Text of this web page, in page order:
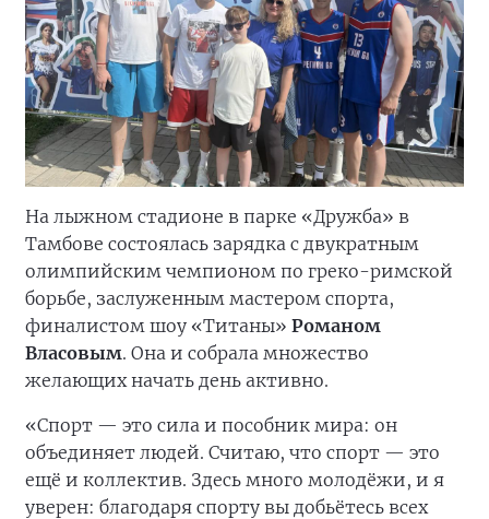
На лыжном стадионе в парке «Дружба» в
Тамбове состоялась зарядка с двукратным
олимпийским чемпионом по греко-римской
борьбе, заслуженным мастером спорта,
финалистом шоу «Титаны» Романом
Власовым. Она и собрала множество
желающих начать день активно.
«Спорт — это сила и пособник мира: он
объединяет людей. Считаю, что спорт — это
ещё и коллектив. Здесь много молодёжи, и я
уверен: благодаря спорту вы добьётесь всех